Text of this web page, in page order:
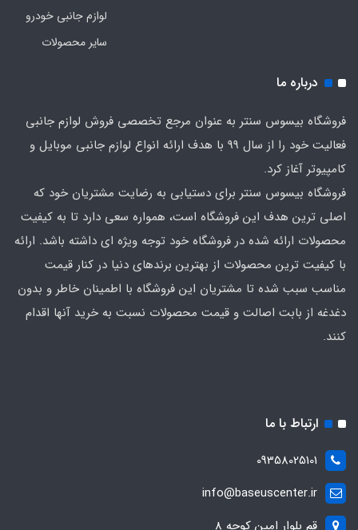
لوازم جانبی خودرو
سایر محصولات
درباره ما
فروشگاه بیسوس سنتر به عنوان مرجع تخصصی فروش لوازم جانبی
فعالیت خود را از سال 99 با هدف ارائه انواع لوازم جانبی موبایل و
کامپیوتر آغاز کرد.
فروشگاه بیسوس سنتر برای دستیابی به رضایت مشتریان خود که
اصلی‌ ترین هدف این فروشگاه است، همواره سعی دارد تا به کیفیت
محصولات ارائه شده در فروشگاه خود توجه ویژه ای داشته باشد. ارائه
با کیفیت‌ ترین محصولات از بهترین برندهای دنیا در کنار قیمت
مناسب سبب شده تا مشتریان این فروشگاه با اطمینان خاطر و بدون
دغدغه از بابت اصالت و قیمت محصولات نسبت به خرید آنها اقدام
کنند.
ارتباط با ما
09358025101
info@baseuscenter.ir
قم بلوار امین کوچه 8